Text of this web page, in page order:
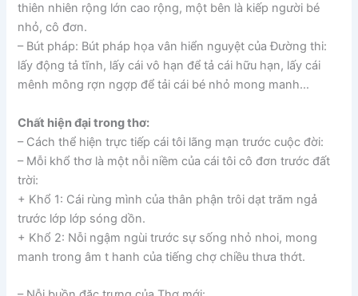
thiên nhiên rộng lớn cao rộng, một bên là kiếp người bé
nhỏ, cô đơn.
– Bút pháp: Bút pháp họa vân hiển nguyệt của Đường thi:
lấy động tả tĩnh, lấy cái vô hạn để tả cái hữu hạn, lấy cái
mênh mông rợn ngợp để tải cái bé nhỏ mong manh…
Chất hiện đại trong thơ:
– Cách thể hiện trực tiếp cái tôi lãng mạn trước cuộc đời:
– Mỗi khổ thơ là một nỗi niềm của cái tôi cô đơn trước đất
trời:
+ Khổ 1: Cái rùng mình của thân phận trôi dạt trăm ngả
trước lớp lớp sóng dồn.
+ Khổ 2: Nỗi ngậm ngùi trước sự sống nhỏ nhoi, mong
manh trong âm t hanh của tiếng chợ chiều thưa thớt.